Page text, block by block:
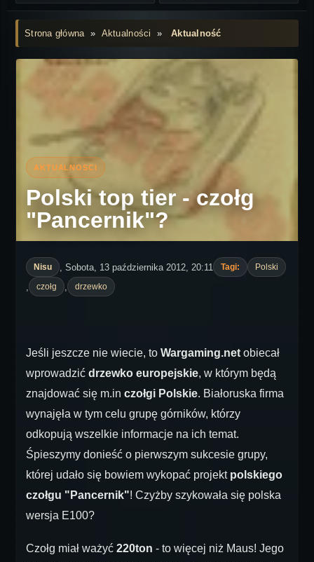
Strona główna» Aktualności »Aktualność
Polski top tier - czołg
"Pancernik"?
Nisu , Sobota, 13 października 2012, 20:11 Tagi: Polski
czołg drzewko
Jeśli jeszcze nie wiecie, to Wargaming.net obiecał
wprowadzić drzewko europejskie, w którym będą
znajdować się m.in czołgi Polskie. Białoruska firma
wynajęła w tym celu grupę górników, którzy
odkopują wszelkie informacje na ich temat.
Śpieszymy donieść o pierwszym sukcesie grupy,
której udało się bowiem wykopać projekt polskiego
czołgu "Pancernik"! Czyżby szykowała się polska
wersja E100?
Czołg miał ważyć 220ton - to więcej niż Maus! Jego